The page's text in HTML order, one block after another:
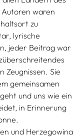
waren
zu
lyrische
jeder Beitrag war
Zeugnissen. Sie
gemeinsamen
und uns wie ein
in Erinnerung
und Herzegowina